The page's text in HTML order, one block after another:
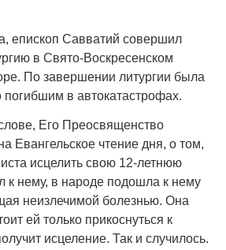
епископ Савватий совершил
в Свято-Воскресенском
По завершении литургии была
погибшим в автокатастрофах.
Его Преосвященство
Евангельское чтение дня, о том,
исцелить свою 12-летнюю
к нему, в народе подошла к нему
неизлечимой болезнью. Она
ей только прикоснуться к
исцеление. Так и случилось.